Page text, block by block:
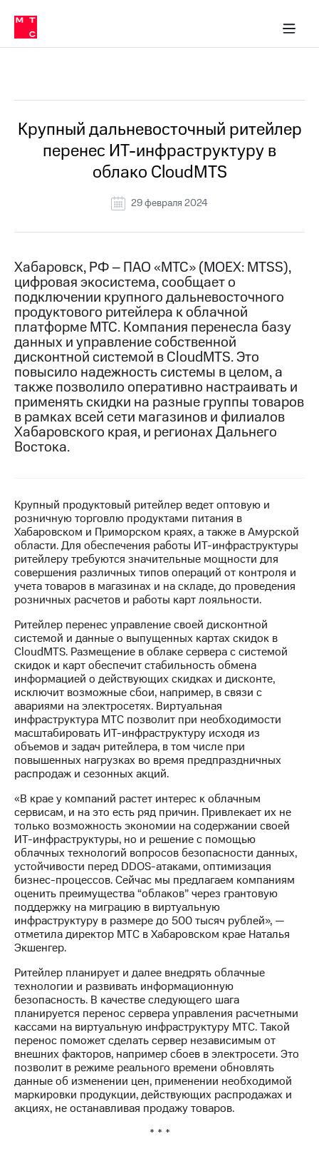
Медиа-центр
и акционерам
Устойчивое развитие
Комплаенс и деловая этика
компании
Карьера
История
компании
Руководство
информация
Контакты
Медиа-центр
Пресс-
релизы
МТС
о технологиях
Достижения
Интервью
Финансовая
отчетность
Новости
в
регионе
и акционерам
Корпоративное
управление
секретарь
Раскрытие
информации
Информация
акционерам
Документы
ПАО
"МТС"
Собрания
акционеров
Личный
кабинет
акционера
Акционерный
капитал
Контроль
и
аудит
Рынок
акций
Описание
Программа
приобретения
Порядок
выкупа
акций
Дивиденды
Рынок
облигаций
Описание
Еврооблигации-2023
Уведомление
о
погашении
именных
в МТС
Пресс-
релизы
о технологиях
Крупный дальневосточный ритейлер
перенес ИТ-инфраструктуру в
облако CloudMTS
29 февраля 2024
Хабаровск, РФ – ПАО «МТС» (MOEX: MTSS),
цифровая экосистема, сообщает о
подключении крупного дальневосточного
продуктового ритейлера к облачной
платформе МТС. Компания перенесла базу
данных и управление собственной
дисконтной системой в CloudMTS. Это
повысило надежность системы в целом, а
также позволило оперативно настраивать и
применять скидки на разные группы товаров
в рамках всей сети магазинов и филиалов
Хабаровского края, и регионах Дальнего
Востока.
Крупный продуктовый ритейлер ведет оптовую и
розничную торговлю продуктами питания в
Хабаровском и Приморском краях, а также в Амурской
области. Для обеспечения работы ИТ-инфраструктуры
ритейлеру требуются значительные мощности для
совершения различных типов операций от контроля и
учета товаров в магазинах и на складе, до проведения
розничных расчетов и работы карт лояльности.
Ритейлер перенес управление своей дисконтной
системой и данные о выпущенных картах скидок в
CloudMTS. Размещение в облаке сервера с системой
скидок и карт обеспечит стабильность обмена
информацией о действующих скидках и дисконте,
исключит возможные сбои, например, в связи с
авариями на электросетях. Виртуальная
инфраструктура МТС позволит при необходимости
масштабировать ИТ-инфраструктуру исходя из
объемов и задач ритейлера, в том числе при
повышенных нагрузках во время предпраздничных
распродаж и сезонных акций.
«В крае у компаний растет интерес к облачным
сервисам, и на это есть ряд причин. Привлекает их не
только возможность экономии на содержании своей
ИТ-инфраструктуры, но и решение с помощью
облачных технологий вопросов безопасности данных,
устойчивости перед DDOS-атаками, оптимизация
бизнес-процессов. Сейчас мы предлагаем компаниям
оценить преимущества “облаков” через грантовую
поддержку на миграцию в виртуальную
инфраструктуру в размере до 500 тысяч рублей», —
отметила директор МТС в Хабаровском крае Наталья
Экшенгер.
Ритейлер планирует и далее внедрять облачные
технологии и развивать информационную
безопасность. В качестве следующего шага
планируется перенос сервера управления расчетными
кассами на виртуальную инфраструктуру МТС. Такой
перенос поможет сделать сервер независимым от
внешних факторов, например сбоев в электросети. Это
позволит в режиме реального времени обновлять
данные об изменении цен, применении необходимой
маркировки продукции, действующих распродажах и
акциях, не останавливая продажу товаров.
* * *